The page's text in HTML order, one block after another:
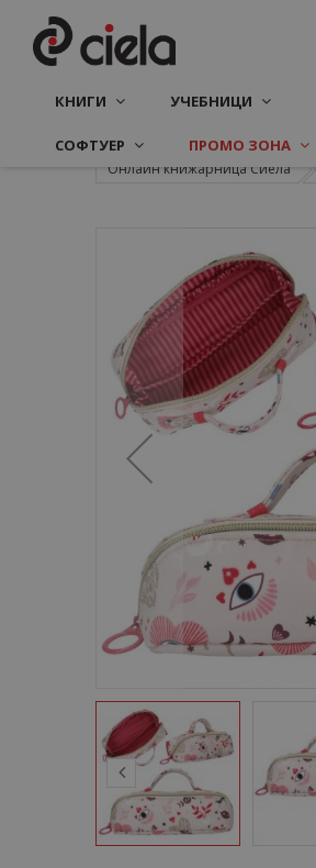
КНИГИ УЧЕБНИЦИ
СОФТУЕР ПРОМО ЗОНА
Онлайн книжарница Сиела